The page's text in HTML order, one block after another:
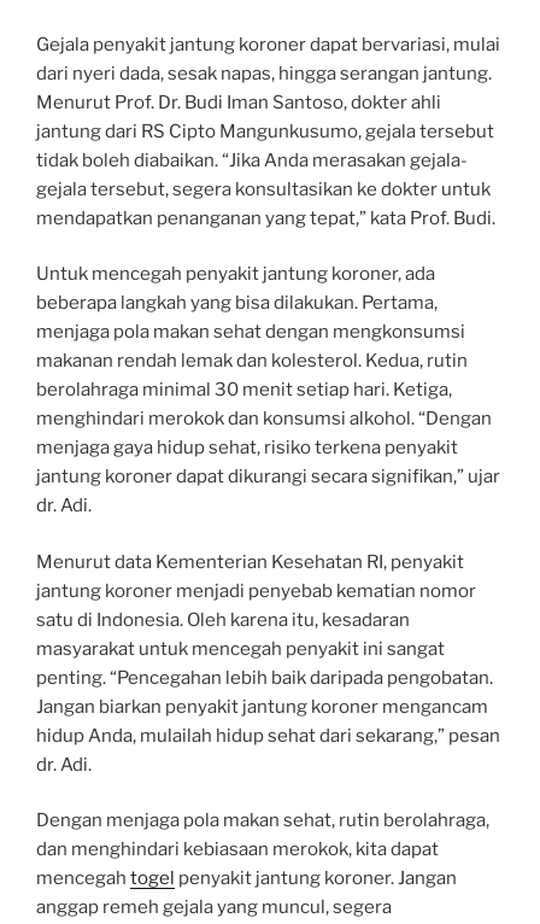
Gejala penyakit jantung koroner dapat bervariasi, mulai
dari nyeri dada, sesak napas, hingga serangan jantung.
Menurut Prof. Dr. Budi Iman Santoso, dokter ahli
jantung dari RS Cipto Mangunkusumo, gejala tersebut
tidak boleh diabaikan. “Jika Anda merasakan gejala-
gejala tersebut, segera konsultasikan ke dokter untuk
mendapatkan penanganan yang tepat,” kata Prof. Budi.
Untuk mencegah penyakit jantung koroner, ada
beberapa langkah yang bisa dilakukan. Pertama,
menjaga pola makan sehat dengan mengkonsumsi
makanan rendah lemak dan kolesterol. Kedua, rutin
berolahraga minimal 30 menit setiap hari. Ketiga,
menghindari merokok dan konsumsi alkohol. “Dengan
menjaga gaya hidup sehat, risiko terkena penyakit
jantung koroner dapat dikurangi secara signifikan,” ujar
dr. Adi.
Menurut data Kementerian Kesehatan RI, penyakit
jantung koroner menjadi penyebab kematian nomor
satu di Indonesia. Oleh karena itu, kesadaran
masyarakat untuk mencegah penyakit ini sangat
penting. “Pencegahan lebih baik daripada pengobatan.
Jangan biarkan penyakit jantung koroner mengancam
hidup Anda, mulailah hidup sehat dari sekarang,” pesan
dr. Adi.
Dengan menjaga pola makan sehat, rutin berolahraga,
dan menghindari kebiasaan merokok, kita dapat
mencegah togel penyakit jantung koroner. Jangan
anggap remeh gejala yang muncul, segera